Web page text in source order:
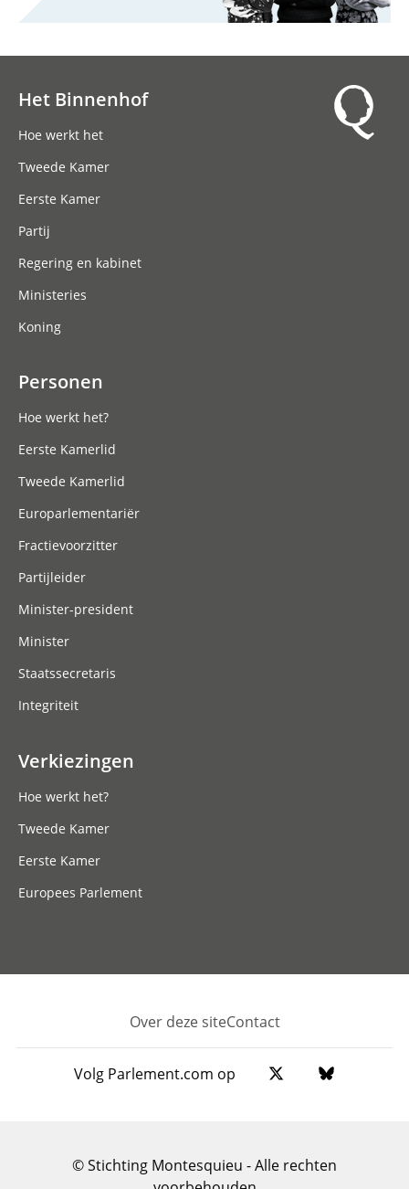
Het Binnenhof
Hoe werkt het
Tweede Kamer
Eerste Kamer
Partij
Regering en kabinet
Ministeries
Koning
Personen
Hoe werkt het?
Eerste Kamerlid
Tweede Kamerlid
Europarlementariër
Fractievoorzitter
Partijleider
Minister-president
Minister
Staatssecretaris
Integriteit
Verkiezingen
Hoe werkt het?
Tweede Kamer
Eerste Kamer
Europees Parlement
Footer
Over deze siteContact
Volg Parlement.com op
© Stichting Montesquieu - Alle rechten